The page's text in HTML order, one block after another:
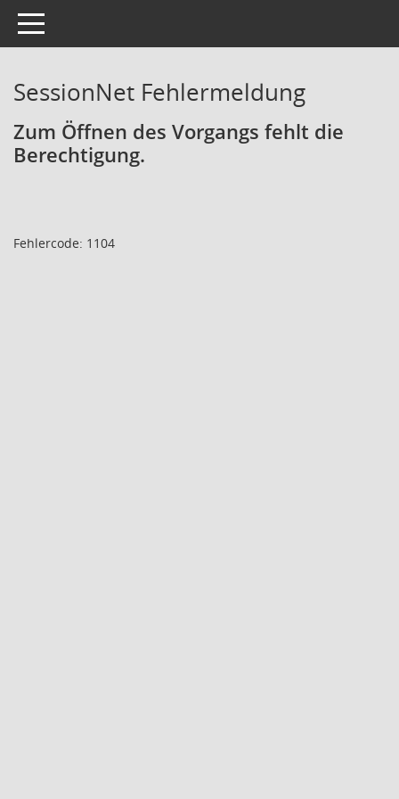
Toggle navigation
SessionNet Fehlermeldung
Zum Öffnen des Vorgangs fehlt die
Berechtigung.
Fehlercode: 1104